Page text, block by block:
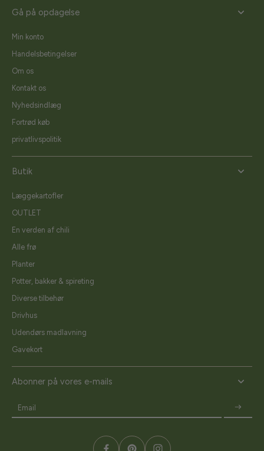
Gå på opdagelse
Min konto
Handelsbetingelser
Om os
Kontakt os
Nyhedsindlæg
Fortrød køb
privatlivspolitik
Butik
Læggekartofler
OUTLET
En verden af chili
Alle frø
Planter
Potter, bakker & spireting
Diverse tilbehør
Drivhus
Udendørs madlavning
Gavekort
Abonner på vores e-mails
Email